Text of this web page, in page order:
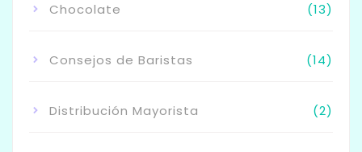
Chocolate (13)
Consejos de Baristas (14)
Distribución Mayorista (2)